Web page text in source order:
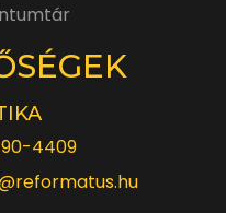
4409